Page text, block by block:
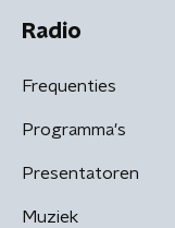
Radio
Frequenties
Programma's
Presentatoren
Muziek